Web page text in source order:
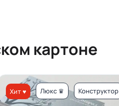
картоне
Хит ♥ Люкс ♛ Конструктор